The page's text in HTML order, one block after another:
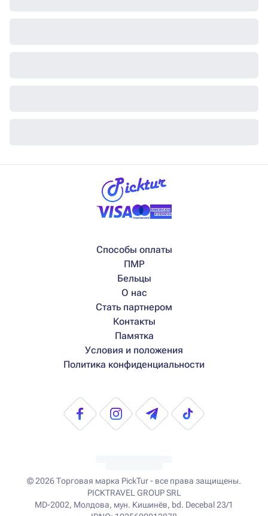
Способы оплаты
ПМР
Бельцы
О нас
Стать партнером
Контакты
Памятка
Условия и положения
Политика конфиденциальности
© 2026Торговая марка PickTur - все права защищены.
PICKTRAVEL GROUP SRL
MD-2002, Молдова, мун. Кишинёв, bd. Decebal 23/1